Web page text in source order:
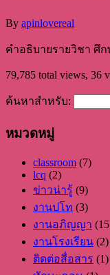
By apinlovereal
คำอธิบายรายวิชา ศึ
79,785 total views, 36
ค้นหาสำหรับ:
หมวดหมู่
classroom (7)
lcq (2)
ข่าวน่ารู้ (9)
งานปโท (3)
งานอภิญญา
งานโรงเรียน (2)
ติดต่อสื่อสาร (1)